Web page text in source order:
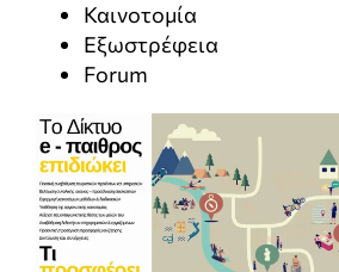
Καινοτομία
Εξωστρέφεια
Forum